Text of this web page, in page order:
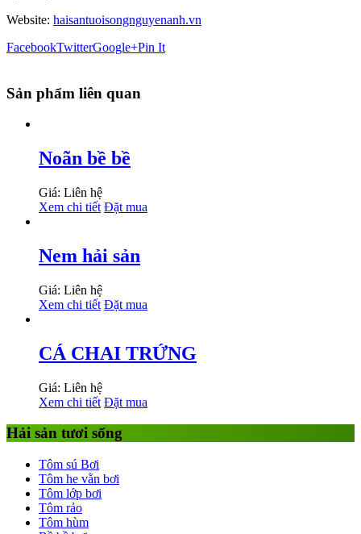
Website: haisantuoisongnguyenanh.vn
FacebookTwitterGoogle+Pin It
Sản phẩm liên quan
Noãn bề bề
Giá: Liên hệ
Xem chi tiết Đặt mua
Nem hải sản
Giá: Liên hệ
Xem chi tiết Đặt mua
CÁ CHAI TRỨNG
Giá: Liên hệ
Xem chi tiết Đặt mua
Hải sản tươi sống
Tôm sú Bơi
Tôm he vằn bơi
Tôm lớp bơi
Tôm rảo
Tôm hùm